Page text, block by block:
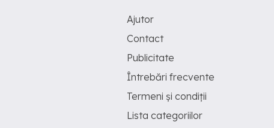
Ajutor
Contact
Publicitate
Întrebări frecvente
Termeni și condiții
Lista categoriilor